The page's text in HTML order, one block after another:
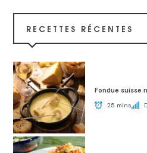
RECETTES RÉCENTES
Fondue suisse
25 mins